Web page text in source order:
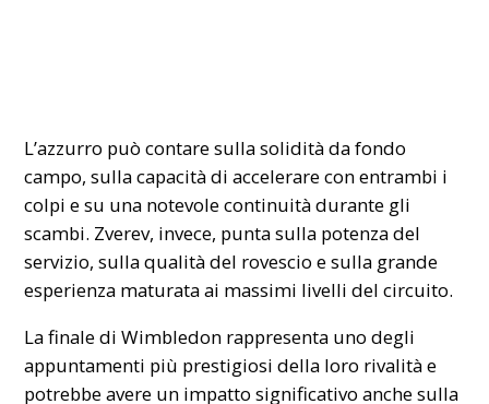
L’azzurro può contare sulla solidità da fondo
campo, sulla capacità di accelerare con entrambi i
colpi e su una notevole continuità durante gli
scambi. Zverev, invece, punta sulla potenza del
servizio, sulla qualità del rovescio e sulla grande
esperienza maturata ai massimi livelli del circuito.
La finale di Wimbledon rappresenta uno degli
appuntamenti più prestigiosi della loro rivalità e
potrebbe avere un impatto significativo anche sulla